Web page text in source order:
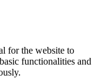
for the website to
functionalities and